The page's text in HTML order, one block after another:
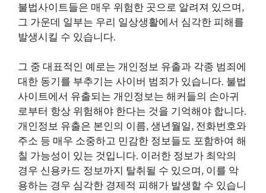
불법사이트들은 매우 위험한 곳으로 알려져 있으며,
그 가운데 일부는 우리 일상생활에서 심각한 피해를
발생시킬 수 있습니다.
그 중 대표적인 예로는 개인정보 유출과 각종 범죄에
대한 동기를 부추기는 사이버 범죄가 있습니다. 불법
사이트에서 유출되는 개인정보는 해커들의 손아귀
로부터 항상 위험해야 한다는 것을 기억해야 합니다.
개인정보 유출은 본인의 이름, 생년월일, 전화번호와
주소 등 매우 소중하고 민감한 정보들도 포함하여 해
칠 가능성이 있는 것입니다. 이러한 정보가 최악의
경우 신용카드 정보까지 탈취될 수 있으며, 이를 악
용하는 경우 심각한 경제적 피해가 발생할 수 있습니